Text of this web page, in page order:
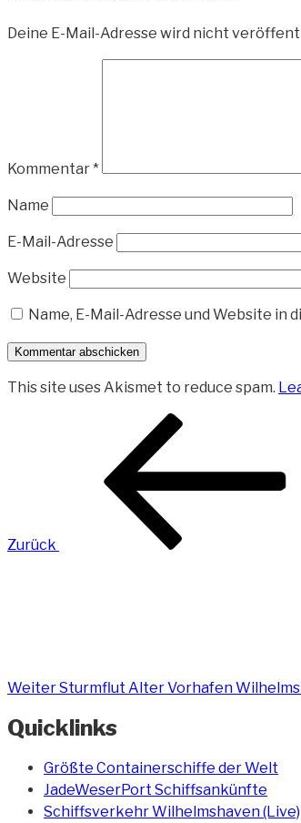
Deine E-Mail-Adresse wird nicht
Kommentar*
Name
E-Mail-Adresse
Website
Name, E-Mail-Adresse und Website in
This site uses Akismet to reduce spam.
Beitragsnavigation
Zurück
WeiterSturmflut Alter Vorhafen
Quicklinks
Größte Containerschiffe der Welt
JadeWeserPort Schiffsankünfte
Schiffsverkehr Wilhelmshaven (Live)